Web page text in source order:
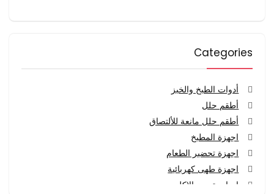
Categories
أدوات الطبخ والخبز
أطقم حلل
أطقم حلل مانعة للألتصاق
اجهزة المطبخ
اجهزة تحضير الطعام
اجهزة طهى كهربائية
ادوات تجهيز الاكل